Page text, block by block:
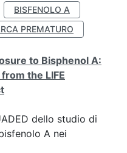
BISFENOLO A
PREMATURO
to Bisphenol A:
the LIFE
dello studio di
A nei